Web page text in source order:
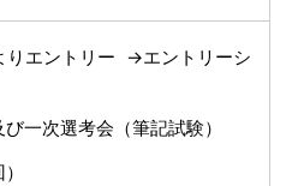
りエントリー →エントリーシ
一次選考会（筆記試験）